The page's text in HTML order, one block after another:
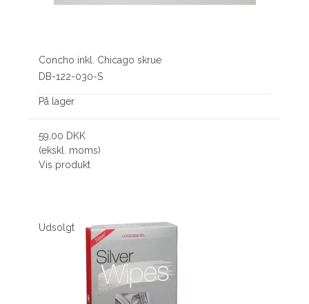
Concho inkl. Chicago skrue
DB-122-030-S
På lager
59,00 DKK
(ekskl. moms)
Vis produkt
Udsolgt